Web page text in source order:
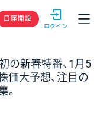
GMOクリック
口座開設
の新春特番、1月5
価大予想、注目の
。